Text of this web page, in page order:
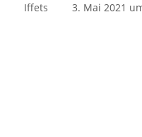
Iffets 3. Mai 2021